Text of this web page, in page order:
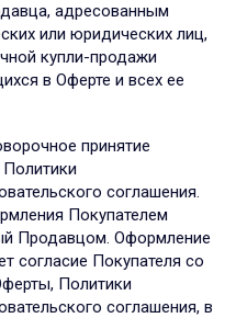
адресованным
или юридических лиц,
купли-продажи
в Оферте и всех ее
принятие
соглашения.
Покупателем
Продавцом. Оформление
согласие Покупателя со
Политики
соглашения, в